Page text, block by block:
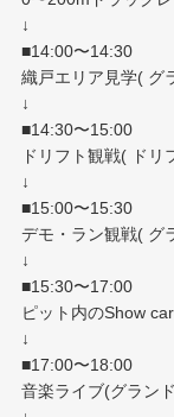
↓
■14:00〜14:30
織戸エリア見学( グ
↓
■14:30〜15:00
ドリフト観戦( ドリ
↓
■15:00〜15:30
デモ・ラン観戦( グ
↓
■15:30〜17:00
ピット内のShow
↓
■17:00〜18:00
音楽ライブ(グラン